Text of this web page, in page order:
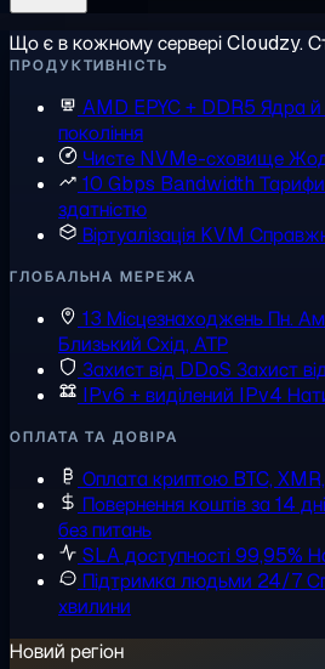
Що є в кожному сервері Cloudzy.
ПРОДУКТИВНІСТЬ
AMD EPYC + DDR5 Ядра й
покоління
Чисте NVMe-сховище
10 Gbps Bandwidth
здатністю
Віртуалізація KVM
ГЛОБАЛЬНА МЕРЕЖА
13 Місцезнаходжень Пн.
Близький Схід, АТР
Захист від DDoS Захист
IPv6 + виділений IPv4
ОПЛАТА ТА ДОВІРА
Оплата криптою BTC,
Повернення коштів за 14
без питань
SLA доступності 99,95%
Підтримка людьми 24/7
хвилини
Новий регіон